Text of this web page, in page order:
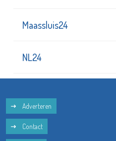
Maassluis24
NL24
Adverteren
Contact